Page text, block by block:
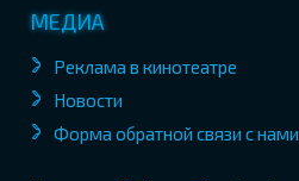
МЕДИА
Реклама в кинотеатре
Новости
Форма обратной связи с нами